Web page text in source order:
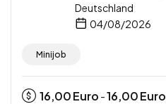
Deutschland
04/08/2026
Minijob
16,00Euro -16,00Euro